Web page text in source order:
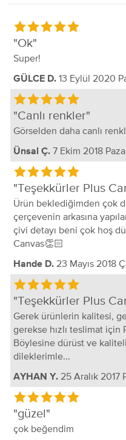
Ok
Super!
GÜLCE D. 13 Eylül 2020
Canlı renkler
Görselden daha canlı
Ünsal Ç. 7 Ekim 2018
Teşekkürler Plus
Ürün beklediğimden çok
çerçevenin arkasına
çivi detayı beni çok hoş
Canvas👏🏻
Hande D. 23 Mayıs 2018
Teşekkürler Plus
Gerek ürünlerin kalitesi,
gerekse hızlı teslimat için
Böylesine dürüst ve kaliteli
dileklerimle...
AYHAN Y. 25 Aralık 2017
güzel
çok beğendim